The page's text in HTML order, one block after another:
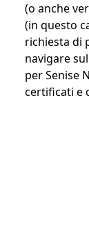
(o anche
(in questo
richiesta di
navigare
per Senise
certificati e